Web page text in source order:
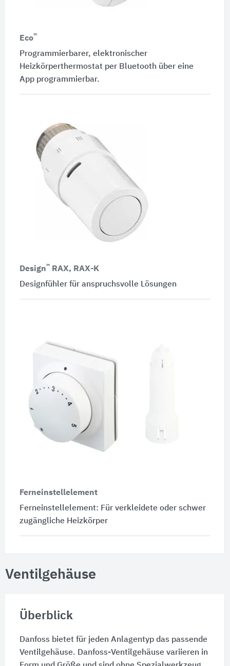
Eco™
Programmierbarer, elektronischer
Heizkörperthermostat per Bluetooth über eine
App programmierbar.
Design™ RAX, RAX-K
Designfühler für anspruchsvolle Lösungen
Ferneinstellelement
Ferneinstellelement: Für verkleidete oder schwer
zugängliche Heizkörper
Ventilgehäuse
Überblick
Danfoss bietet für jeden Anlagentyp das passende
Ventilgehäuse. Danfoss-Ventilgehäuse variieren in